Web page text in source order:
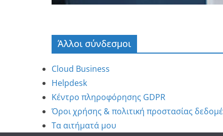
Άλλοι σύνδεσμοι
Cloud Business
Helpdesk
Κέντρο πληροφόρησης GDPR
Όροι χρήσης & πολιτική προστασίας
Τα αιτήματά μου